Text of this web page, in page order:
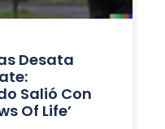
Desata
Salió Con
Of Life’